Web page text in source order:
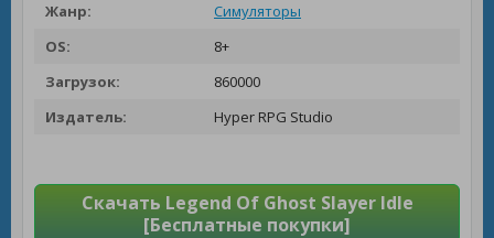
Жанр:
Симуляторы
OS:
8+
Загрузок:
860000
Издатель:
Hyper RPG Studio
Скачать Legend Of Ghost Slayer Idle
[Бесплатные покупки]